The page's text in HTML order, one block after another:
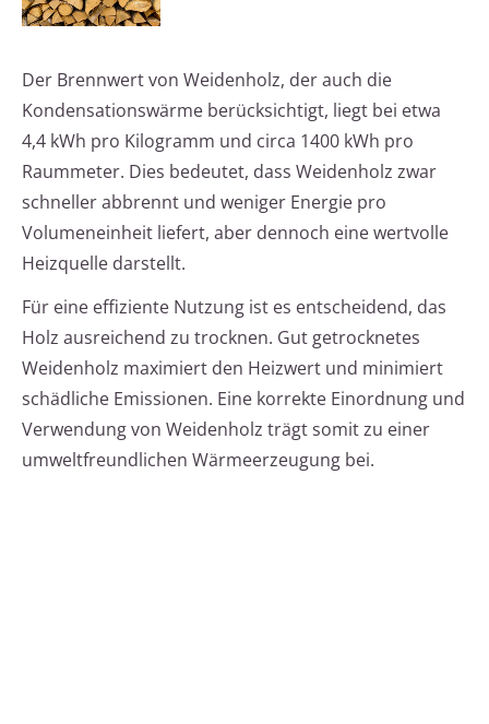
Der Brennwert von Weidenholz, der auch die
Kondensationswärme berücksichtigt, liegt bei etwa
4,4 kWh pro Kilogramm und circa 1400 kWh pro
Raummeter. Dies bedeutet, dass Weidenholz zwar
schneller abbrennt und weniger Energie pro
Volumeneinheit liefert, aber dennoch eine wertvolle
Heizquelle darstellt.
Für eine effiziente Nutzung ist es entscheidend, das
Holz ausreichend zu trocknen. Gut getrocknetes
Weidenholz maximiert den Heizwert und minimiert
schädliche Emissionen. Eine korrekte Einordnung und
Verwendung von Weidenholz trägt somit zu einer
umweltfreundlichen Wärmeerzeugung bei.